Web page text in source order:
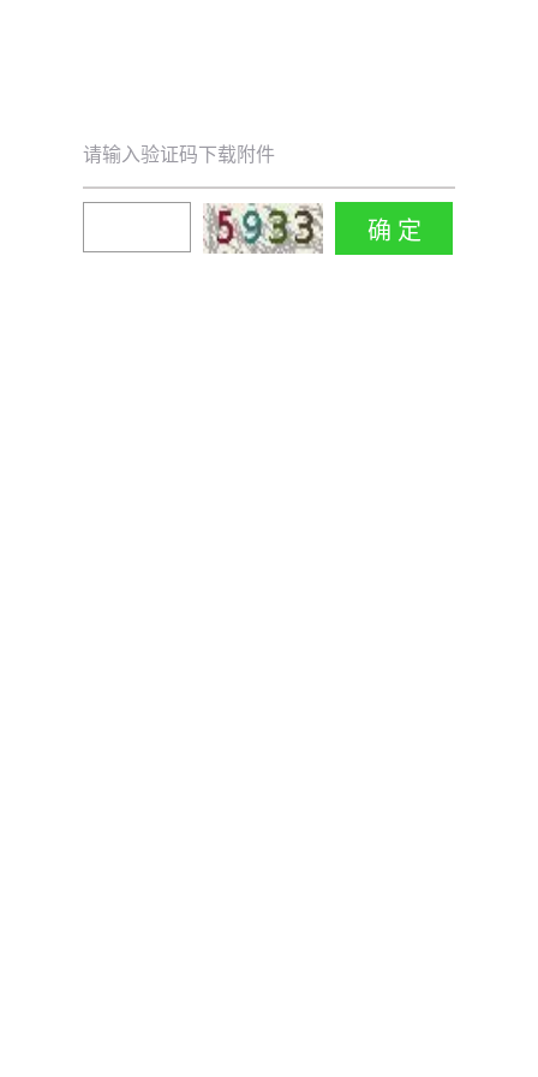
请输入验证码下载附件